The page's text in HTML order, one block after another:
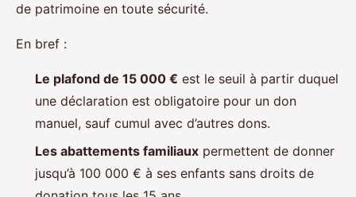
de patrimoine en toute sécurité.
En bref :
Le plafond de 15 000 € est le seuil à partir duquel
une déclaration est obligatoire pour un don
manuel, sauf cumul avec d’autres dons.
Les abattements familiaux permettent de donner
jusqu’à 100 000 € à ses enfants sans droits de